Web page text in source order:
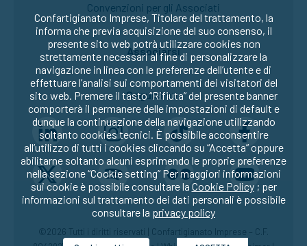
Convenzioni per gli Associati
Associarsi
Seguici su:
©2026 Tutti i diritti riservati | Confartigianato Imprese – C.F.
Confartigianato Imprese, Titolare del trattamento, la
informa che previa acquisizione del suo consenso, il
presente sito web potrà utilizzare cookies non
strettamente necessari al fine di personalizzare la
navigazione in linea con le preferenze dell’utente e di
effettuare l’analisi sui comportamenti dei visitatori del
sito web. Premere il tasto “Rifiuta” del presente banner
comporterà il permanere delle impostazioni di default e
dunque la continuazione della navigazione utilizzando
soltanto cookies tecnici. È possibile acconsentire
all’utilizzo di tutti i cookies cliccando su “Accetta” oppure
abilitarne soltanto alcuni esprimendo le proprie preferenze
nella sezione “Cookie setting” Per maggiori informazioni
sui cookie è possibile consultare la Cookie Policy; per
informazioni sul trattamento dei dati personali è possibile
consultare la privacy policy